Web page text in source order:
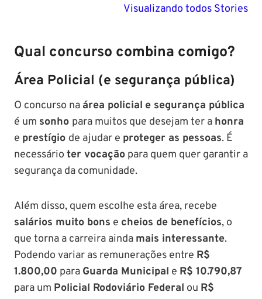
Visualizando todos Stories
Polícia Federal:
MG:
Soldado!
Qual concurso combina comigo?
Área Policial (e segurança pública)
O concurso na área policial e segurança pública
é um sonho para muitos que desejam ter a honra
e prestígio de ajudar e proteger as pessoas. É
necessário ter vocação para quem quer garantir a
segurança da comunidade.
Além disso, quem escolhe esta área, recebe
salários muito bons e cheios de benefícios, o
que torna a carreira ainda mais interessante.
Podendo variar as remunerações entre R$
1.800,00 para Guarda Municipal e R$ 10.790,87
para um Policial Rodoviário Federal ou R$